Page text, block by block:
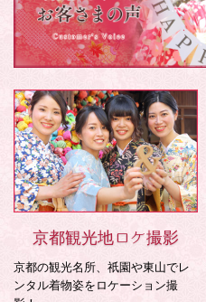
京都観光地ロケ撮影
京都の観光名所、祇園や東山でレ
ンタル着物姿をロケーション撮